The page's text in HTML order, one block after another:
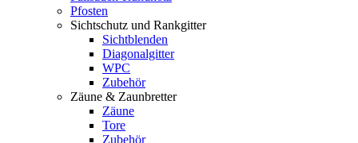
Pfosten
Sichtschutz und Rankgitter
Sichtblenden
Diagonalgitter
WPC
Zubehör
Zäune & Zaunbretter
Zäune
Tore
Zubehör